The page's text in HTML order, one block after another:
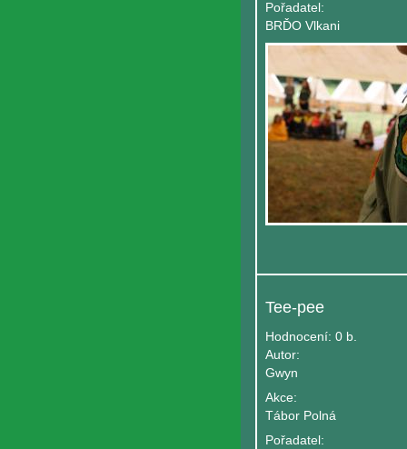
Pořadatel:
BRĎO Vlkani
Tee-pee
Hodnocení: 0 b.
Autor:
Gwyn
Akce:
Tábor Polná
Pořadatel: